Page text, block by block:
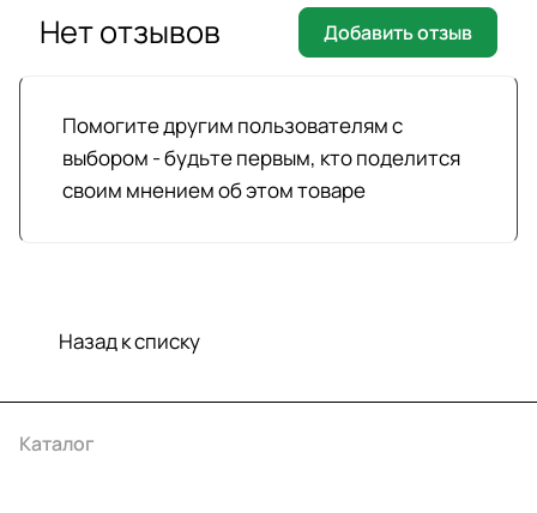
Помогите другим пользователям с
выбором - будьте первым, кто поделится
своим мнением об этом товаре
Нет отзывов Добавить отзыв
Назад к списку
Каталог